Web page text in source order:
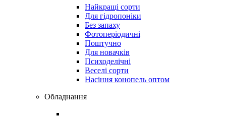
Найкращі сорти
Для гідропоніки
Без запаху
Фотоперіодичні
Поштучно
Для новачків
Психоделічні
Веселі сорти
Насіння конопель оптом
Обладнання